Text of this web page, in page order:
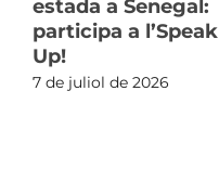
estada a Senegal:
participa a l’Speak
Up!
7 de juliol de 2026